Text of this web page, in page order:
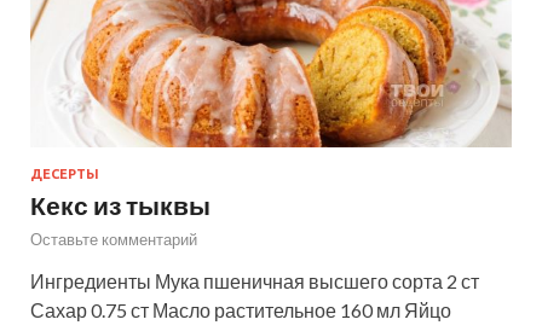
ДЕСЕРТЫ
Кекс из тыквы
Оставьте комментарий
Ингредиенты Мука пшеничная высшего сорта 2 ст
Сахар 0.75 ст Масло растительное 160 мл Яйцо